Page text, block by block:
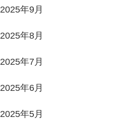
2025年9月
2025年8月
2025年7月
2025年6月
2025年5月